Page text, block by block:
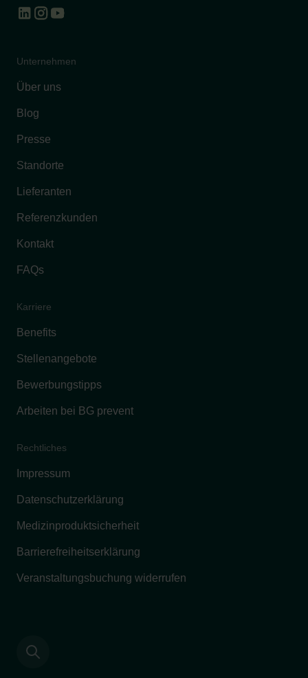
Unternehmen
Über uns
Blog
Presse
Standorte
Lieferanten
Referenzkunden
Kontakt
FAQs
Karriere
Benefits
Stellenangebote
Bewerbungstipps
Arbeiten bei BG prevent
Rechtliches
Impressum
Datenschutzerklärung
Medizinproduktsicherheit
Barrierefreiheitserklärung
Veranstaltungsbuchung widerrufen